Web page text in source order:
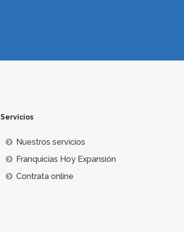
Servicios
Nuestros servicios
Franquicias Hoy Expansión
Contrata online